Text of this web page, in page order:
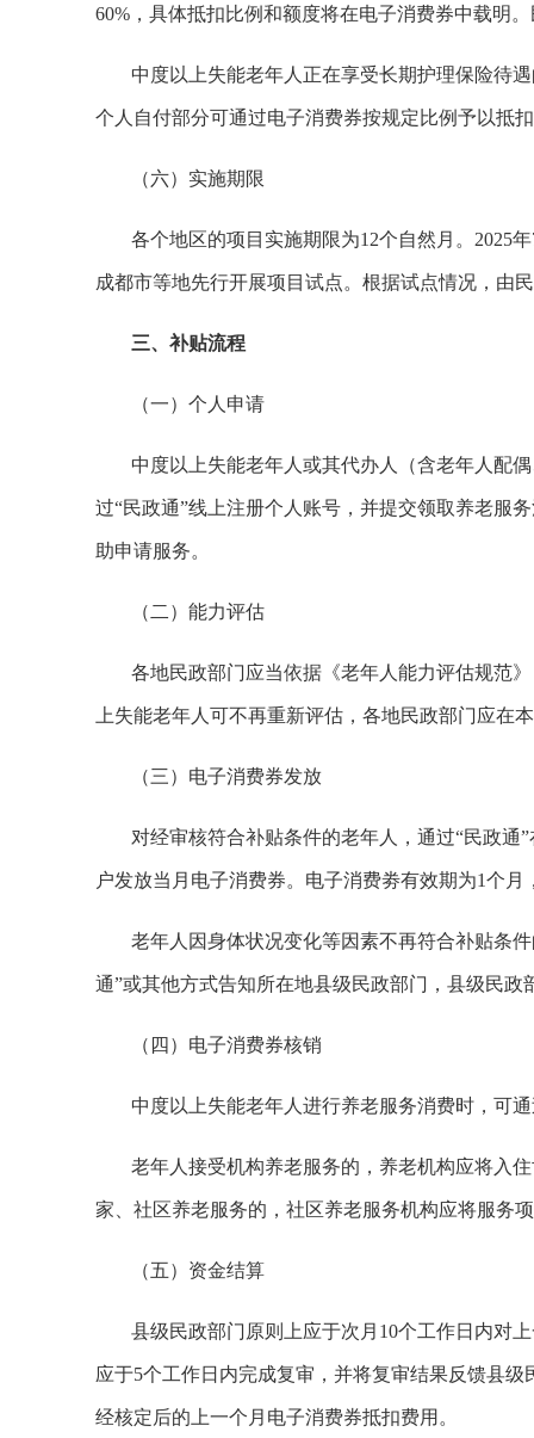
60%，具体抵扣比例和额度将在电子消费券中载明
中度以上失能老年人正在享受长期护理保险待
个人自付部分可通过电子消费券按规定比例予以抵
（六）实施期限
各个地区的项目实施期限为12个自然月。2025
成都市等地先行开展项目试点。根据试点情况，由
三、补贴流程
（一）个人申请
中度以上失能老年人或其代办人（含老年人配
过“民政通”线上注册个人账号，并提交领取养老服
助申请服务。
（二）能力评估
各地民政部门应当依据《老年人能力评估规范
上失能老年人可不再重新评估，各地民政部门应在
（三）电子消费券发放
对经审核符合补贴条件的老年人，通过“民政
户发放当月电子消费券。电子消费劵有效期为1个
老年人因身体状况变化等因素不再符合补贴条
通”或其他方式告知所在地县级民政部门，县级民
（四）电子消费券核销
中度以上失能老年人进行养老服务消费时，可
老年人接受机构养老服务的，养老机构应将入
家、社区养老服务的，社区养老服务机构应将服务
（五）资金结算
县级民政部门原则上应于次月10个工作日内对
应于5个工作日内完成复审，并将复审结果反馈县
经核定后的上一个月电子消费券抵扣费用。